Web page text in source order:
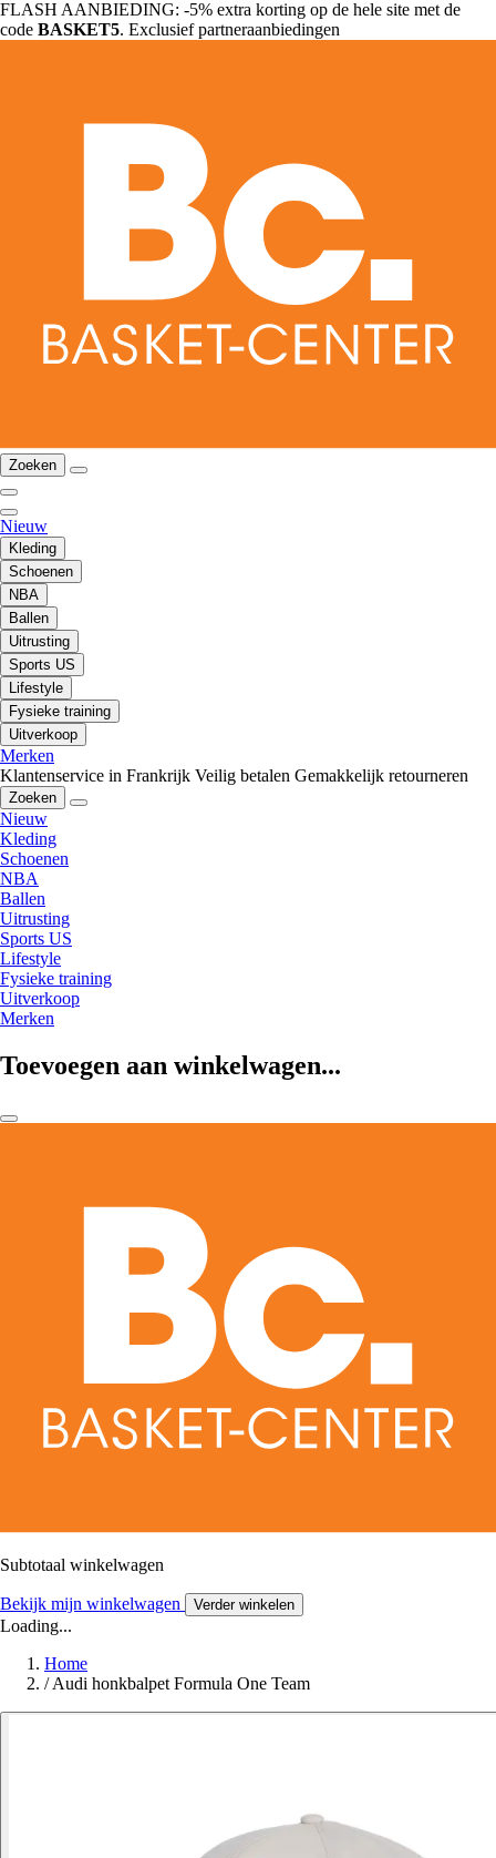
FLASH AANBIEDING: -5% extra korting op de hele site met de
code BASKET5. Exclusief partneraanbiedingen
Zoeken
Nieuw
Kleding
Schoenen
NBA
Ballen
Uitrusting
Sports US
Lifestyle
Fysieke training
Uitverkoop
Merken
Klantenservice in Frankrijk Veilig betalen Gemakkelijk retourneren
Zoeken
Nieuw
Kleding
Schoenen
NBA
Ballen
Uitrusting
Sports US
Lifestyle
Fysieke training
Uitverkoop
Merken
Toevoegen aan winkelwagen...
Subtotaal winkelwagen
Bekijk mijn winkelwagen Verder winkelen
Loading...
Home
/ Audi honkbalpet Formula One Team